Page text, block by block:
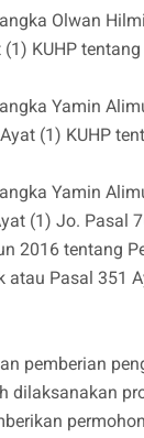
Olwan
(1) KUHP
Yamin
(1) KUHP
Yamin
(1) Jo. Pasal
2016 tentang
atau Pasal 351
pemberian
dilaksanakan